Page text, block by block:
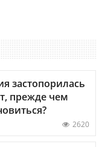
застопорилась
прежде чем
2620